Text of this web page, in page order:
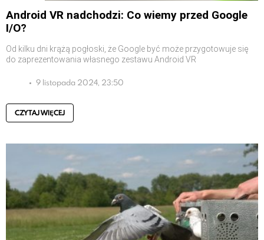
Android VR nadchodzi: Co wiemy przed Google
I/O?
Od kilku dni krążą pogłoski, że Google być może przygotowuje się
do zaprezentowania własnego zestawu Android VR
9 listopada 2024, 23:50
CZYTAJ WIĘCEJ